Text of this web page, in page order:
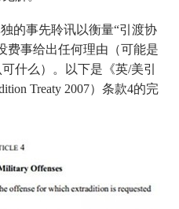
的事先聆讯以衡量“引渡协
费事给出任何理由（可能是
什么）。以下是《英/美引
Treaty 2007）条款4的完